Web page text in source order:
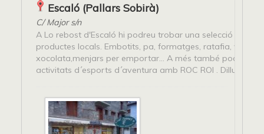
Escaló (Pallars Sobirà)
C/ Major s/n
A Lo rebost d'Escaló hi podreu trobar una selecció dels
productes locals. Embotits, pa, formatges, ratafia, vi, oli,
xocolata,menjars per emportar... A més també podreu
activitats d´esports d´aventura amb ROC ROI . Dilluns